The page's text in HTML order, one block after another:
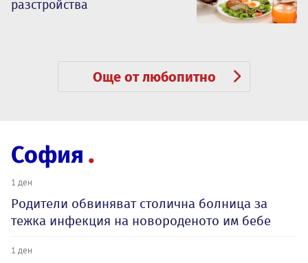
разстройства
Още от любопитно
София
1 ден
Родители обвиняват столична болница за
тежка инфекция на новороденото им бебе
1 ден